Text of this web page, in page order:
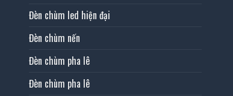
Đèn chùm led hiện đại
Đèn chùm nến
Đèn chùm pha lê
Đèn chùm pha lê